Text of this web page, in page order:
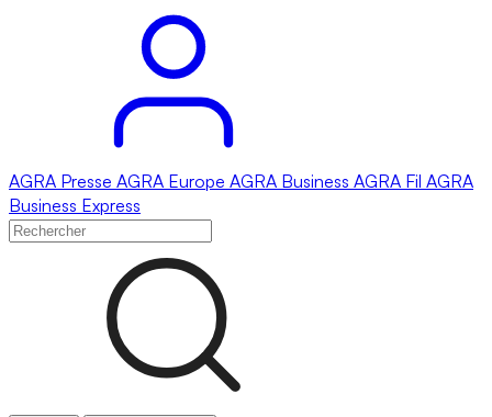
AGRA Presse AGRA Europe AGRA Business AGRA Fil AGRA
Business Express